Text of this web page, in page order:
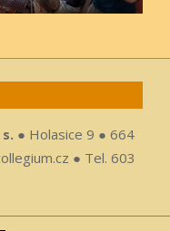
● Holasice 9 ● 664
● Tel. 603